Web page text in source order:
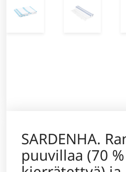
SARDENHA.
puuvillaa (70 %